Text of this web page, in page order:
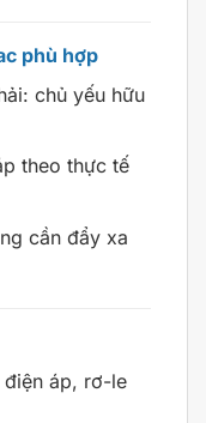
phù hợp
chủ yếu hữu
theo thực tế
cần đẩy xa
điện áp, rơ-le